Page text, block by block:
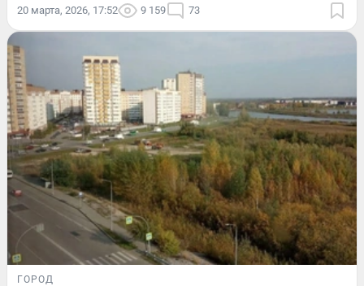
20 марта, 2026, 17:52 9 159 73
ГОРОД